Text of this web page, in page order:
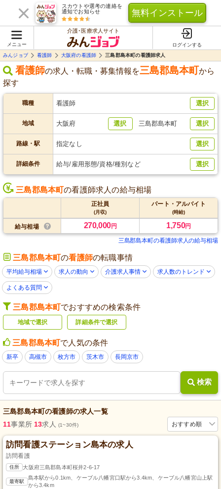
スカウトや選考の連絡を
通知でお知らせ
無料インストール
メニュー
介護･医療求人サイト
ログインする
みんジョブ
看護師 大阪府の看護師 三島郡島本町の看護師求人
看護師の求人・転職・募集情報を三島郡島本町から
探す
職種 看護師 選択
地域 大阪府 選択 三島郡島本町 選択
路線・駅 指定なし 選択
詳細条件 給与/雇用形態/資格/種別など 選択
三島郡島本町の看護師求人の給与相場
正社員
(月収)
パート・アルバイト
(時給)
給与相場 270,000円 1,750円
三島郡島本町の看護師求人の給与相場
三島郡島本町の看護師の転職事情
平均給与相場 求人の動向 介護求人事情 求人数のトレンド
よくある質問
三島郡島本町でおすすめの検索条件
地域で選択 詳細条件で選択
三島郡島本町で人気の条件
新卒 高槻市 枚方市 茨木市 長岡京市
検索
三島郡島本町の看護師の求人一覧
おすすめ順
11事業所 13求人 (1~30件)
訪問看護ステーション島本の求人
訪問看護
住所 大阪府三島郡島本町桜井2-6-17
最寄駅
島本駅から0.1km、ケーブル八幡宮口駅から3.4km、ケーブル八幡宮山上駅
から3.4km